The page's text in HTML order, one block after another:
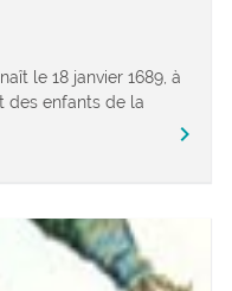
le 18 janvier 1689, à
des enfants de la
chevron_right